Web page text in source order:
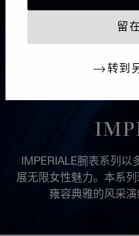
留
转到
IMPERIALE腕表系列以
展无限女性魅力。本系
雍容典雅的风采演